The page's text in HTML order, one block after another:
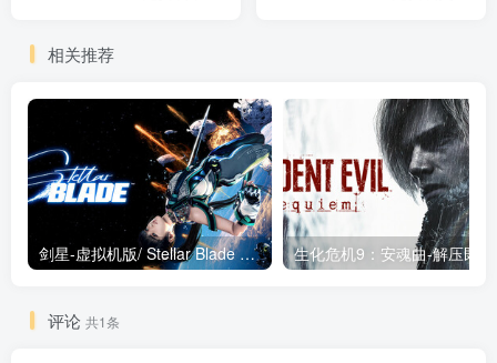
相关推荐
剑星-虚拟机版/ Stellar Blade v1.4.1|Build.19963153 终极版新补丁 送修改器 免安装中文版
评论 共1条